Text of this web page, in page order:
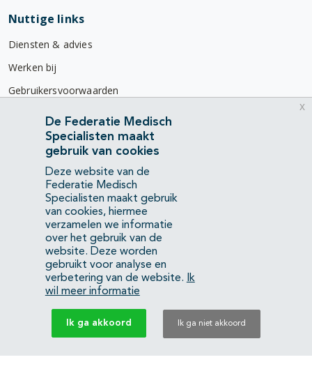
Nuttige links
Diensten & advies
Werken bij
Gebruikersvoorwaarden
Privacyverklaring
Contact
Mercatorlaan 1200
3528 BL Utrecht
(088) 505 34 34
info@richtlijnendatabase.nl
YouTubeLinkedIn
KvK Federatie Medisch Specialisten:40483480
Privacyverklaring
De Federatie Medisch
Specialisten maakt
gebruik van cookies
Deze website van de
Federatie Medisch
Specialisten maakt gebruik
van cookies, hiermee
verzamelen we informatie
over het gebruik van de
website. Deze worden
gebruikt voor analyse en
verbetering van de website.
Ik
wil meer informatie
Ik ga akkoord Ik ga niet akkoord
x